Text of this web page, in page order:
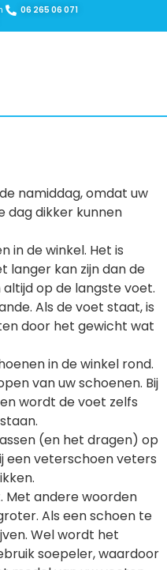
06 265 06 071
namiddag, omdat uw
dag dikker kunnen
in de winkel. Het is
langer kan zijn dan de
op de langste voet.
Als de voet staat, is
door het gewicht wat
in de winkel rond.
van uw schoenen. Bij
wordt de voet zelfs
(en het dragen) op
een veterschoen veters
Met andere woorden
Als een schoen te
Wel wordt het
soepeler, waardoor